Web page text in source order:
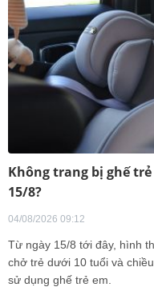
Không trang bị ghế
15/8?
04/08/2026 09:12
Từ ngày 15/8 tới đây, hình
chở trẻ dưới 10 tuổi và
sử dụng ghế trẻ em.